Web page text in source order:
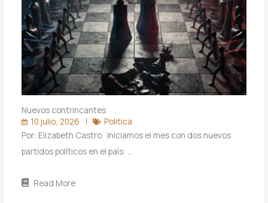
Nuevos contrincantes
10 julio, 2026
Politica
Por: Elizabeth Castro Iniciamos el mes con dos nuevos
partidos políticos en el país: …
Read More